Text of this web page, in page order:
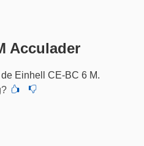
Acculader
Einhell CE-BC 6 M.